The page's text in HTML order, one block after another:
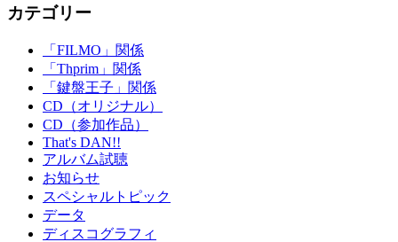
カテゴリー
「FILMO」関係
「Thprim」関係
「鍵盤王子」関係
CD（オリジナル）
CD（参加作品）
That's DAN!!
アルバム試聴
お知らせ
スペシャルトピック
データ
ディスコグラフィ